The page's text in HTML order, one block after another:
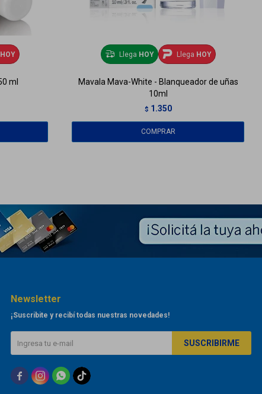
HOY
ml
Llega HOY Llega HOY
Mavala Mava-White - Blanqueador de uñas
10ml
$ 1.350
Newsletter
¡Suscribite y recibí todas nuestras novedades!
SUSCRIBIRME
  